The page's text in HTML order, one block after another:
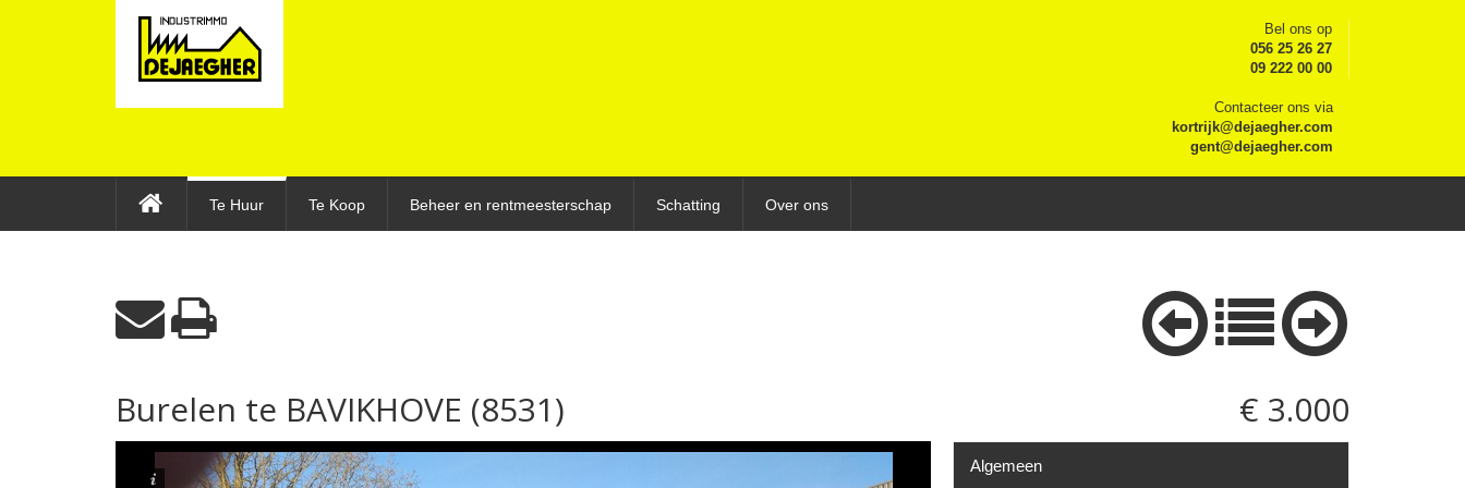
Bel ons op
056 25 26 27
09 222 00 00
Contacteer ons via
kortrijk@dejaegher.com
gent@dejaegher.com
Te Huur Te Koop Beheer en rentmeesterschap Schatting Over ons
Burelen te BAVIKHOVE (8531) € 3.000
Algemeen